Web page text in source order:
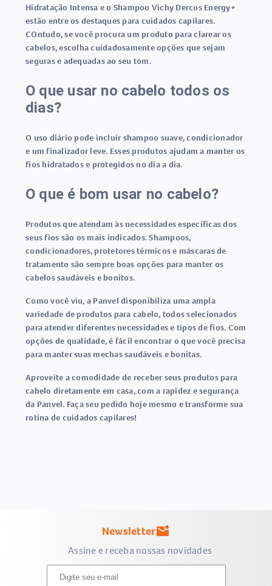
Hidratação Intensa e o Shampoo Vichy Dercos Energy+
estão entre os destaques para cuidados capilares.
COntudo, se você procura um produto para clarear os
cabelos, escolha cuidadosamente opções que sejam
seguras e adequadas ao seu tom.
O que usar no cabelo todos os
dias?
O uso diário pode incluir shampoo suave, condicionador
e um finalizador leve. Esses produtos ajudam a manter os
fios hidratados e protegidos no dia a dia.
O que é bom usar no cabelo?
Produtos que atendam às necessidades específicas dos
seus fios são os mais indicados. Shampoos,
condicionadores, protetores térmicos e máscaras de
tratamento são sempre boas opções para manter os
cabelos saudáveis e bonitos.
Como você viu, a Panvel disponibiliza uma ampla
variedade de produtos para cabelo, todos selecionados
para atender diferentes necessidades e tipos de fios. Com
opções de qualidade, é fácil encontrar o que você precisa
para manter suas mechas saudáveis e bonitas.
Aproveite a comodidade de receber seus produtos para
cabelo diretamente em casa, com a rapidez e segurança
da Panvel. Faça seu pedido hoje mesmo e transforme sua
rotina de cuidados capilares!
Newslettermark_email_unread
Assine e receba nossas novidades